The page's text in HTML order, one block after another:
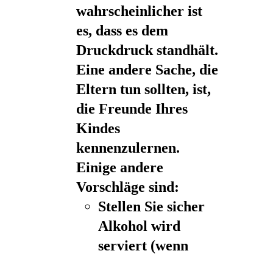
wahrscheinlicher ist
es, dass es dem
Druckdruck standhält.
Eine andere Sache, die
Eltern tun sollten, ist,
die Freunde Ihres
Kindes
kennenzulernen.
Einige andere
Vorschläge sind:
Stellen Sie sicher
Alkohol wird
serviert (wenn